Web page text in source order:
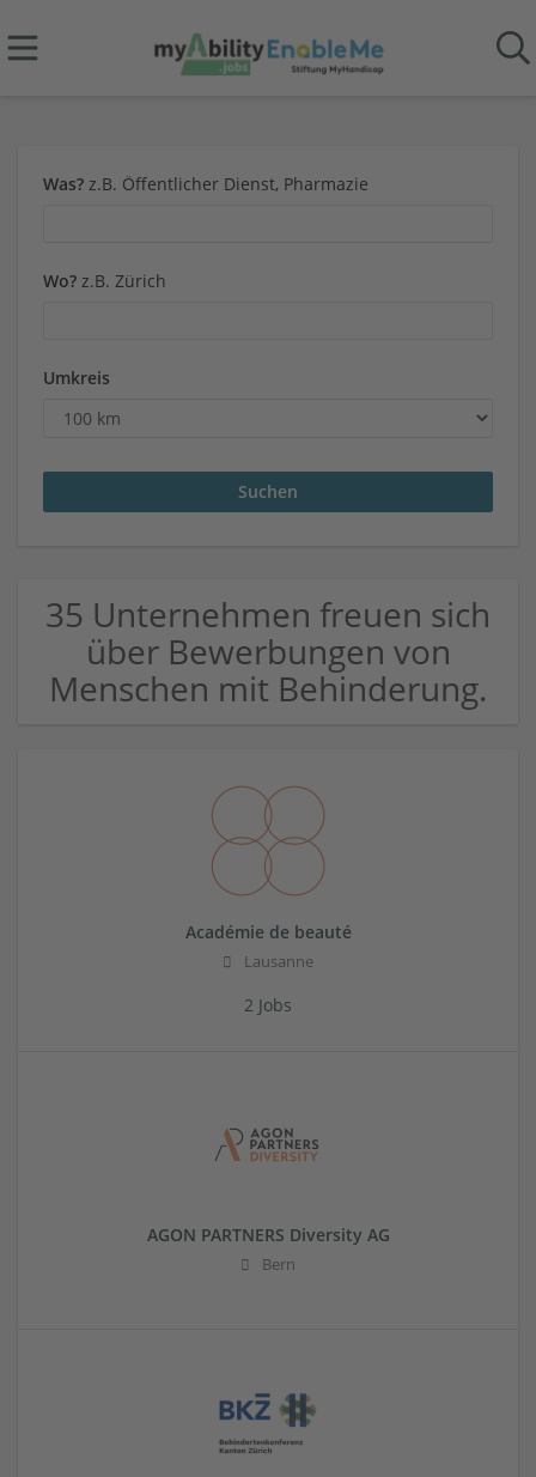
Was? z.B. Öffentlicher Dienst, Pharmazie
Wo? z.B. Zürich
Umkreis
35 Unternehmen freuen sich
über Bewerbungen von
Menschen mit Behinderung.
Académie de beauté
Lausanne
2 Jobs
AGON PARTNERS Diversity AG
Bern